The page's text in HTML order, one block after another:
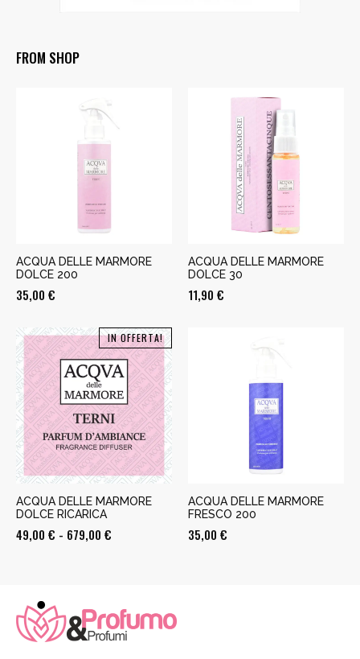
FROM SHOP
ACQUA DELLE MARMORE
DOLCE 200
35,00 €
ACQUA DELLE MARMORE
DOLCE 30
11,90 €
IN OFFERTA!
ACQUA DELLE MARMORE
DOLCE RICARICA
49,00 € - 679,00 €
49,00 €
a
ACQUA DELLE MARMORE
FRESCO 200
35,00 €